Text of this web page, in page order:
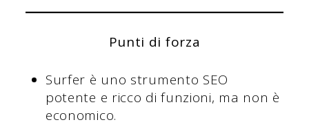
Punti di forza
Surfer è uno strumento SEO
potente e ricco di funzioni, ma non è
economico.